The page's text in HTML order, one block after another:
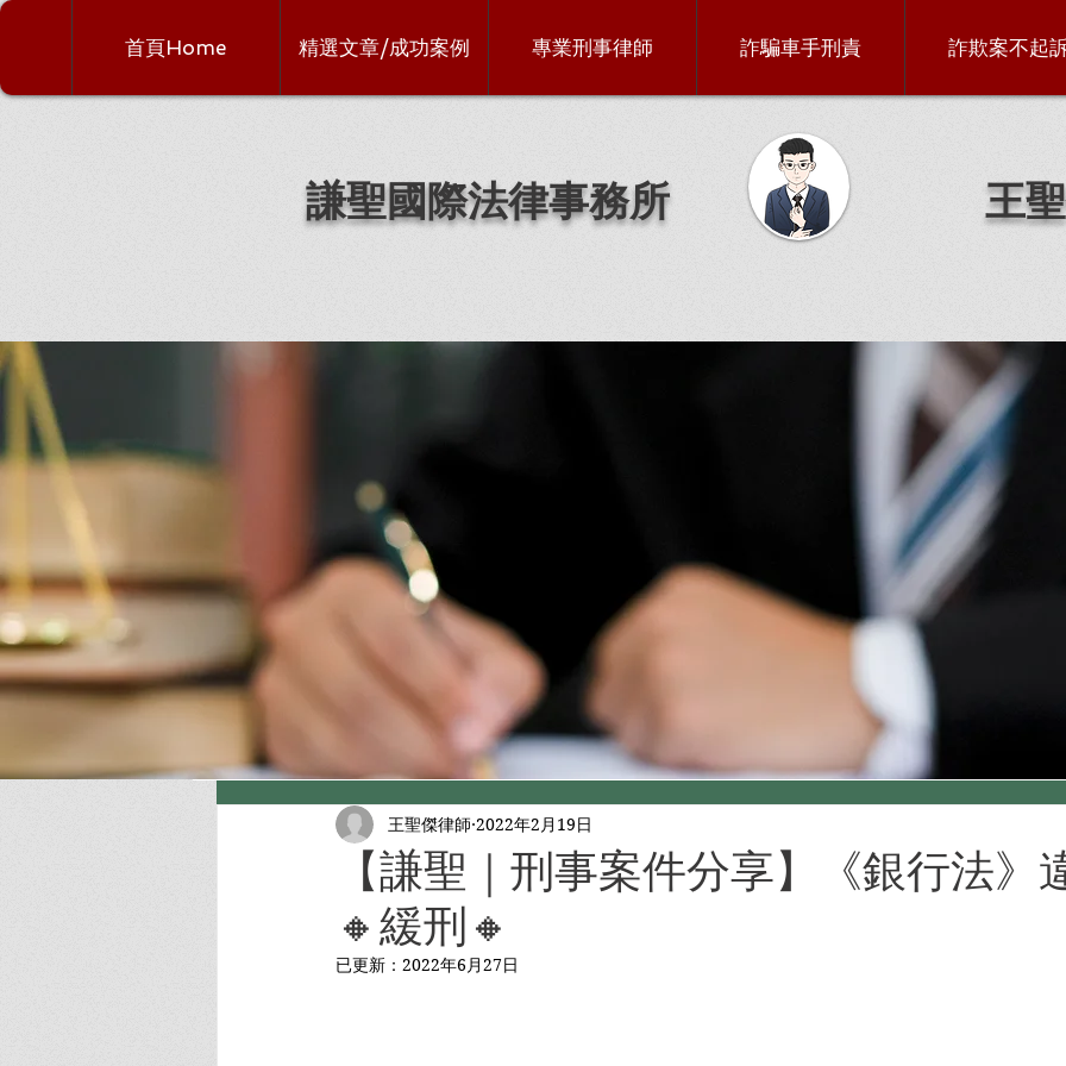
首頁Home 精選文章/成功案例 專業刑事律師 詐騙車手刑責 詐欺案不起
謙聖國際法律事務所 王
【謙聖｜刑事案件分享】《銀行法》
🔸緩刑🔸
王聖傑律師 2022年2月19日
已更新： 2022年6月27日